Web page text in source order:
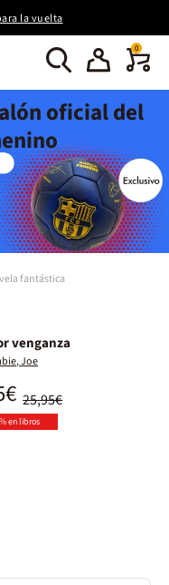
la vuelta
0
oficial del
fantástica
venganza
Joe
25,95€
en libros